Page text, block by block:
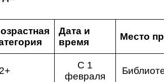
Дата и
время
Место
С 1
февраля